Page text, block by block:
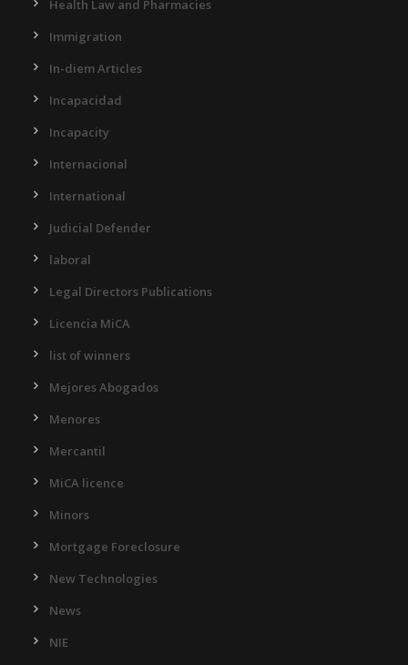
Health Law and Pharmacies
Immigration
In-diem Articles
Incapacidad
Incapacity
Internacional
International
Judicial Defender
laboral
Legal Directors Publications
Licencia MiCA
list of winners
Mejores Abogados
Menores
Mercantil
MiCA licence
Minors
Mortgage Foreclosure
New Technologies
News
NIE